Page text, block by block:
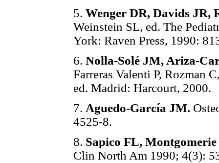
5. Wenger DR, Davids JR,
Weinstein SL, ed. The
York: Raven Press, 1990:
6. Nolla-Solé JM, Ariza-
Farreras Valenti P, Rozman
ed. Madrid: Harcourt, 2000.
7. Aguedo-García JM.
4525-8.
8. Sapico FL,
Clin North Am 1990; 4(3):